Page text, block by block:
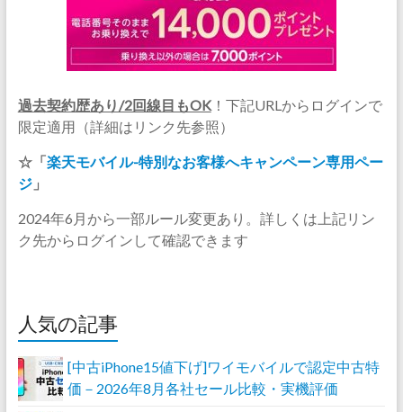
過去契約歴あり/2回線目もOK！下記URLからログインで
限定適用（詳細はリンク先参照）
☆「楽天モバイル-特別なお客様へキャンペーン専用ペー
ジ」
2024年6月から一部ルール変更あり。詳しくは上記リン
ク先からログインして確認できます
人気の記事
[中古iPhone15値下げ]ワイモバイルで認定中古特
価－2026年8月各社セール比較・実機評価